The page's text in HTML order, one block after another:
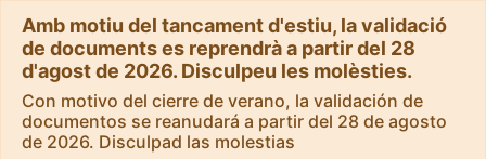
Amb motiu del tancament d'estiu, la validació
de documents es reprendrà a partir del 28
d'agost de 2026. Disculpeu les molèsties.
Con motivo del cierre de verano, la validación de
documentos se reanudará a partir del 28 de agosto
de 2026. Disculpad las molestias